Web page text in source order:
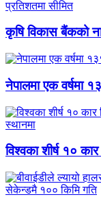
कृषि विकास बैंकको
नेपालमा एक वर्षमा
विश्वका शीर्ष १० कार